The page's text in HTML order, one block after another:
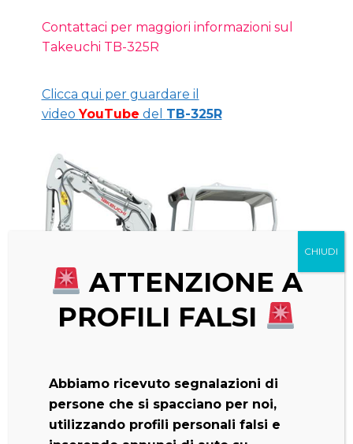
Contattaci per maggiori informazioni sul
Takeuchi TB-325R
Clicca qui per guardare il
videoYouTube del TB-325R
PRESTAZIONI
ATTENZIONE A
PROFILI FALSI
Abbiamo ricevuto segnalazioni di
persone che si spacciano per noi,
utilizzando profili personali falsi e